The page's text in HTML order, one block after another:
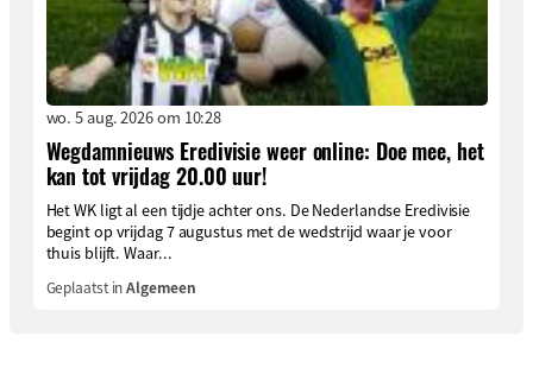
wo. 5 aug. 2026 om 10:28
Wegdamnieuws Eredivisie weer online: Doe mee, het
kan tot vrijdag 20.00 uur!
Het WK ligt al een tijdje achter ons. De Nederlandse Eredivisie
begint op vrijdag 7 augustus met de wedstrijd waar je voor
thuis blijft. Waar...
Geplaatst inAlgemeen